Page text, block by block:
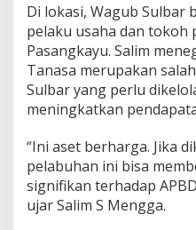
n
s
i
B
e
s
a
u
n
t
u
k
Di lokasi, Wagub Sulbar
pelaku usaha dan tokoh
Pasangkayu. Salim
Tanasa merupakan
Sulbar yang perlu
meningkatkan
“Ini aset berharga. Jika
pelabuhan ini bisa
signifikan terhadap
ujar Salim S Mengga.